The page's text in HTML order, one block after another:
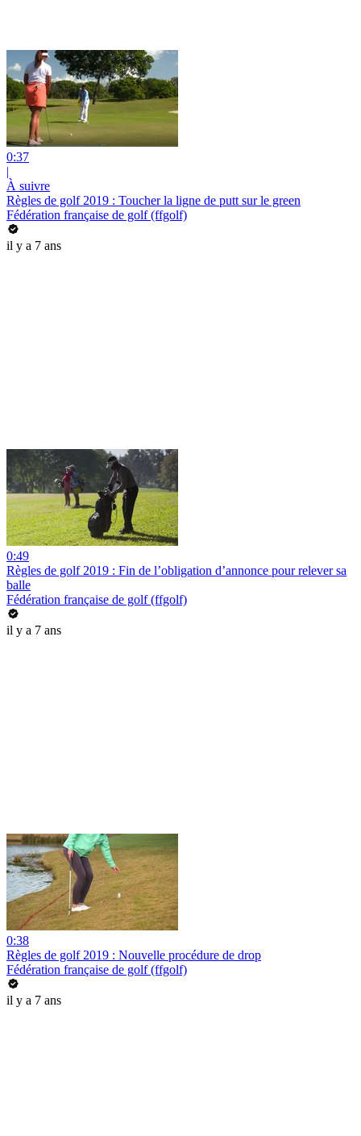
0:37
|
À suivre
Règles de golf 2019 : Toucher la ligne de putt sur le green
Fédération française de golf (ffgolf)
il y a 7 ans
0:49
Règles de golf 2019 : Fin de l’obligation d’annonce pour relever sa
balle
Fédération française de golf (ffgolf)
il y a 7 ans
0:38
Règles de golf 2019 : Nouvelle procédure de drop
Fédération française de golf (ffgolf)
il y a 7 ans